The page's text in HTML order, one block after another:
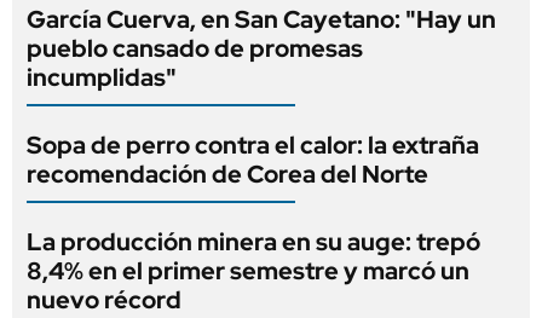
García Cuerva, en San Cayetano: "Hay un
pueblo cansado de promesas
incumplidas"
Sopa de perro contra el calor: la extraña
recomendación de Corea del Norte
La producción minera en su auge: trepó
8,4% en el primer semestre y marcó un
nuevo récord